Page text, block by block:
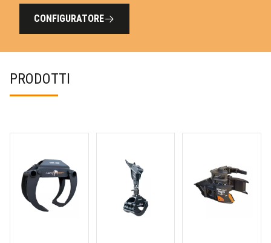
CONFIGURATORE
PRODOTTI